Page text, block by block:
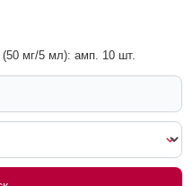
мг/5 мл): амп. 10 шт.